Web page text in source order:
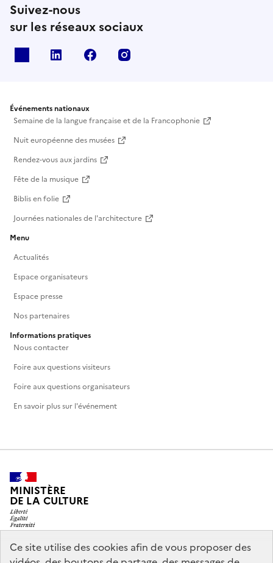
Ce site utilise des cookies afin de vous proposer des
Suivez-nous
sur les réseaux sociaux
Linkedin Facebook
Événements nationaux
Semaine de la langue française et de la Francophonie
Nuit européenne des musées
Rendez-vous aux jardins
Fête de la musique
Biblis en folie
Journées nationales de l'architecture
Menu
Actualités
Espace organisateurs
Espace presse
Nos partenaires
Informations pratiques
Nous contacter
Foire aux questions visiteurs
Foire aux questions organisateurs
En savoir plus sur l'événement
MINISTÈRE
DE LA CULTURE